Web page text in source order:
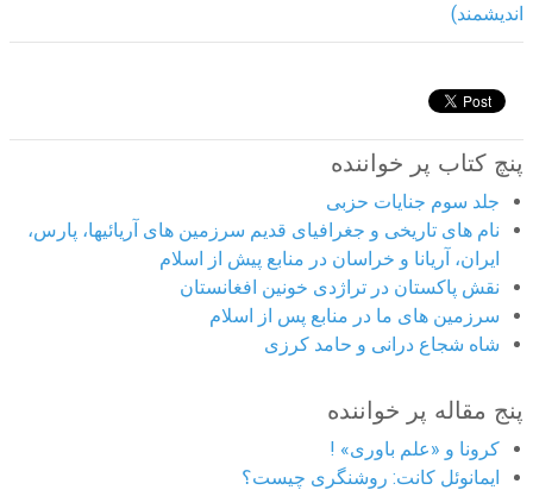
اندیشمند)
پنچ کتاب پر خواننده
جلد سوم جنایات حزبی
نام های تاریخی و جغرافیای قدیم سرزمین های آریائیها، پارس،
ایران، آریانا و خراسان در منابع پیش از اسلام
نقش پاکستان در تراژدی خونین افغانستان
سرزمین های ما در منابع پس از اسلام
شاه شجاع درانی و حامد کرزی
پنج مقاله پر خواننده
کرونا و «علم باوری» !
ایمانوئل کانت: روشنگری چیست؟